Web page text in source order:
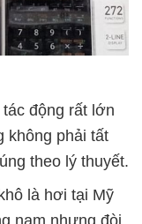
động rất lớn
không phải tất
theo lý thuyết.
là hơi tại Mỹ